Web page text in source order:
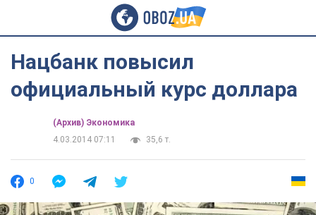
Нацбанк повысил
официальный курс доллара
(Архив) Экономика
4.03.2014 07:11
35,6 т.
0